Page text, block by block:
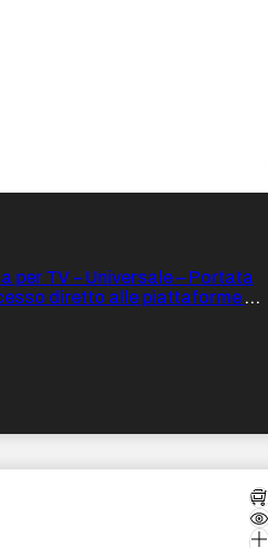
per TV – Universale – Portata
diretto alle piattaforme di
– 20,2 x 4,7 x 2,1 cm – Colore